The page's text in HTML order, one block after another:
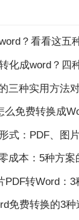
？看看这五
？四种方法对比与
用方法对比：可编辑
成Word？四种方法对比与
PDF、图片、扫描件3
：5种方案的成本
转Word：3种
费转换的3种途径